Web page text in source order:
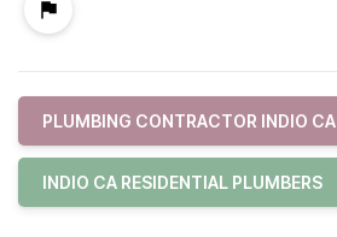
PLUMBING CONTRACTOR INDIO CA
INDIO CA RESIDENTIAL PLUMBERS